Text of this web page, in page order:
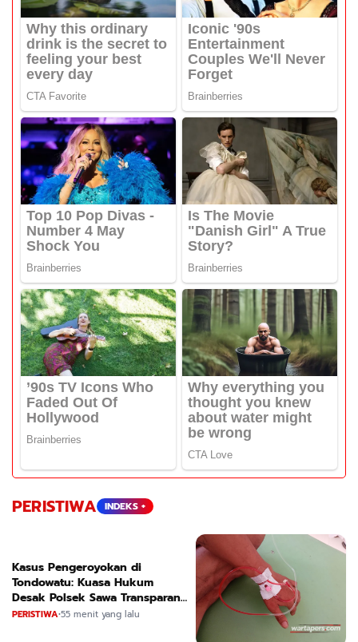
PERISTIWA INDEKS +
Kasus Pengeroyokan di
Tondowatu: Kuasa Hukum
Desak Polsek Sawa Transparan
dan Segera Tetapkan Tersangka
PERISTIWA•55 menit yang lalu